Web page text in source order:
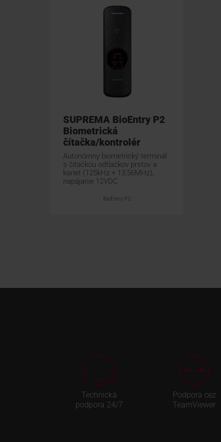
SUPREMA BioEntry P2
Biometrická
čítačka/kontrolér
Autonómny biometrický terminál
s čítačkou odtlačkov prstov a
kariet (125kHz + 13,56MHz),
napájanie 12VDC
BioEntry P2
Technická
podpora 24/7
Podpora cez
TeamViewer